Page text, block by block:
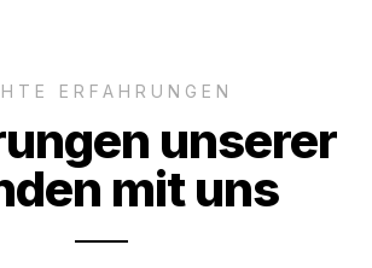
ERFAHRUNGEN
unserer
mit uns